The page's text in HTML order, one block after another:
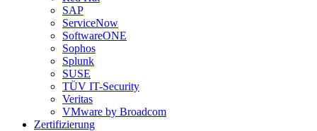
SAP
ServiceNow
SoftwareONE
Sophos
Splunk
SUSE
TÜV IT-Security
Veritas
VMware by Broadcom
Zertifizierung